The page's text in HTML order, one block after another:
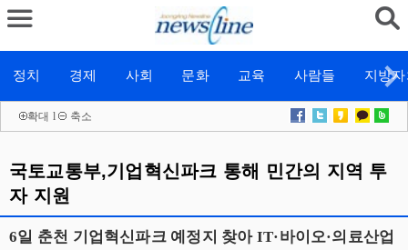
정치 경제 사회 문화 교육 사람들 지방
확대 l 축소
국토교통부,기업혁신파크 통해 민간의 지역 투
자 지원
6일 춘천 기업혁신파크 예정지 찾아 IT·바이오·의료산업